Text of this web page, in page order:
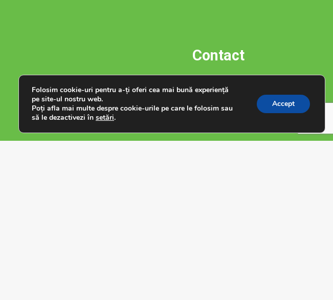
Contact
Iași
Folosim cookie-uri pentru a-ți oferi cea mai bună experiență
pe site-ul nostru web.
Poți afla mai multe despre cookie-urile pe care le folosim sau
să le dezactivezi în setări.
Accept